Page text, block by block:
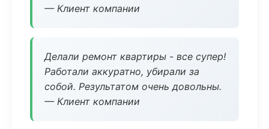
— Клиент компании
Делали ремонт квартиры - все супер!
Работали аккуратно, убирали за
собой. Результатом очень довольны.
— Клиент компании